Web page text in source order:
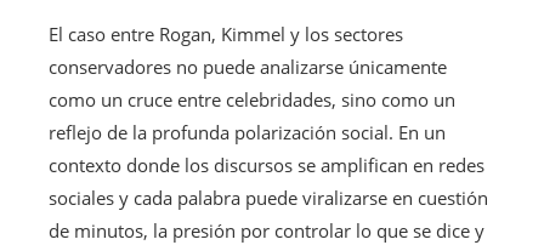
El caso entre Rogan, Kimmel y los sectores
conservadores no puede analizarse únicamente
como un cruce entre celebridades, sino como un
reflejo de la profunda polarización social. En un
contexto donde los discursos se amplifican en redes
sociales y cada palabra puede viralizarse en cuestión
de minutos, la presión por controlar lo que se dice y